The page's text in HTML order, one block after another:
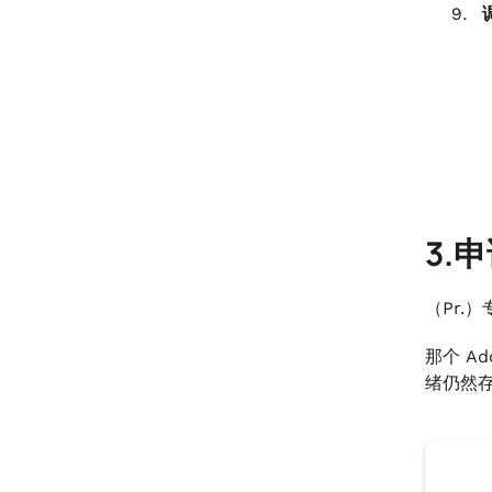
3.
（Pr.
那个
绪仍然